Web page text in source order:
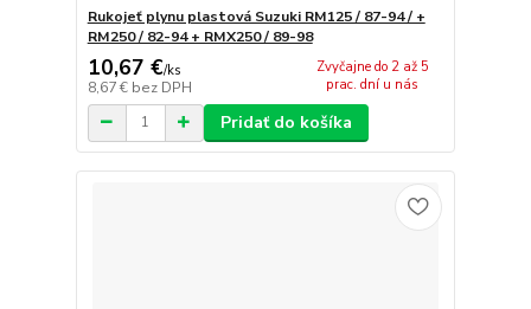
Rukojeť plynu plastová Suzuki RM125 / 87-94 / +
RM250 / 82-94 + RMX250 / 89-98
10,67 €/ks
8,67 € bez DPH
Zvyčajne do 2 až 5
prac. dní u nás
Pridať do košíka